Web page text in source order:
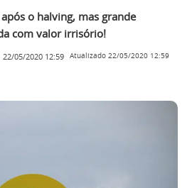
o halving, mas grande
com valor irrisório!
22/05/2020 12:59 Atualizado 22/05/2020 12:59